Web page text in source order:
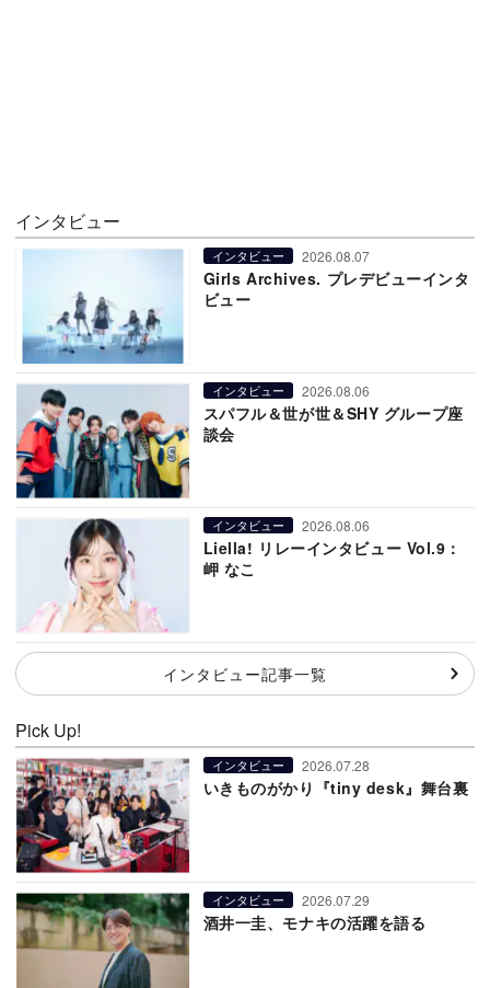
インタビュー
インタビュー 2026.08.07
Girls Archives. プレデビューインタ
ビュー
インタビュー 2026.08.06
スパフル＆世が世＆SHY グループ座
談会
インタビュー 2026.08.06
Liella! リレーインタビュー Vol.9：
岬 なこ
インタビュー記事一覧
Pick Up!
インタビュー 2026.07.28
いきものがかり『tiny desk』舞台裏
インタビュー 2026.07.29
酒井一圭、モナキの活躍を語る